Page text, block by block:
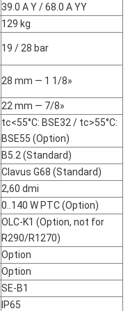
39.0 A Y / 68.0 A YY
129 kg
19 / 28 bar
28 mm — 1 1/8»
22 mm — 7/8»
tc<55°C: BSE32 / tc>55°C:
BSE55 (Option)
B5.2 (Standard)
Clavus G68 (Standard)
2,60 dmі
0..140 W PTC (Option)
OLC-K1 (Option, not for
R290/R1270)
Option
Option
SE-B1
IP65